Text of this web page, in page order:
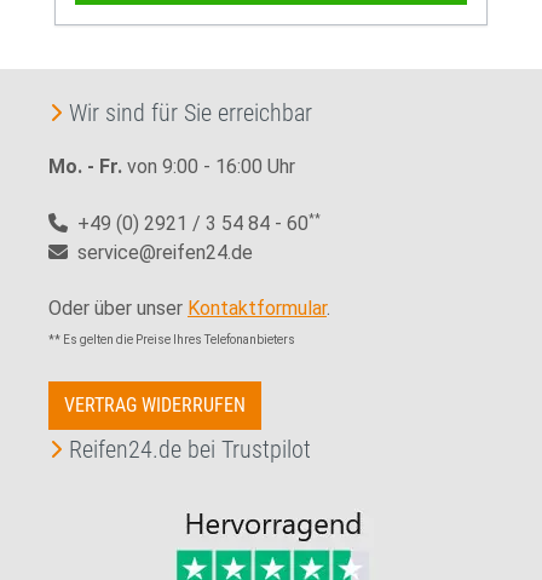
Wir sind für Sie erreichbar
Mo. - Fr. von 9:00 - 16:00 Uhr
+49 (0) 2921 / 3 54 84 - 60**
service@reifen24.de
Oder über unser Kontaktformular.
** Es gelten die Preise Ihres Telefonanbieters
VERTRAG WIDERRUFEN
Reifen24.de bei Trustpilot